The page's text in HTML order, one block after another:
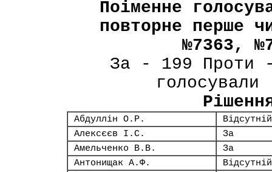
Поіменне
повторне перше
№7363,
За - 199 Проти
Абдуллін О.Р.
Відсутній
Алексєєв І.С.
За
Амельченко В.В.
За
Антонищак А.Ф.
Відсутній